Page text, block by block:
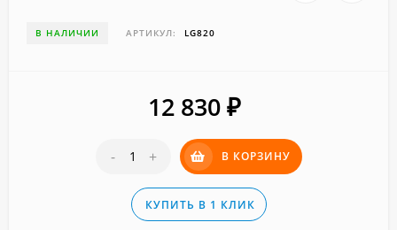
В НАЛИЧИИ АРТИКУЛ: LG820
12 830 ₽
- + В КОРЗИНУ
КУПИТЬ В 1 КЛИК